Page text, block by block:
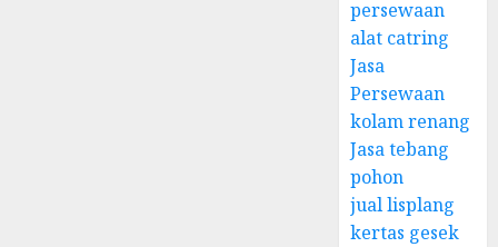
persewaan
alat catring
Jasa
Persewaan
kolam renang
Jasa tebang
pohon
jual lisplang
kertas gesek